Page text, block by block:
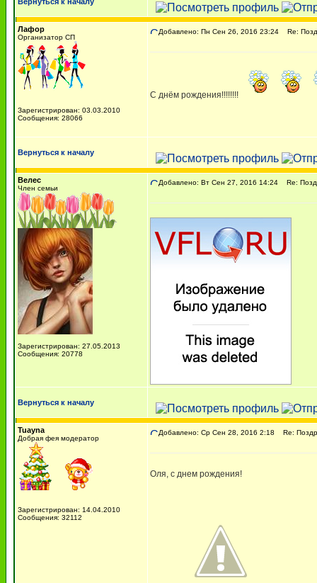
Лафор
Организатор СП
Зарегистрирован: 03.03.2010
Сообщения: 28066
Добавлено: Пн Сен 26, 2016 23:24 Re:
С днём рождения!!!!!!!!
Вернуться к началу
Велес
Член семьи
Зарегистрирован: 27.05.2013
Сообщения: 20778
Добавлено: Вт Сен 27, 2016 14:24 Re:
Вернуться к началу
Tuayna
Добрая фея модератор
Зарегистрирован: 14.04.2010
Сообщения: 32112
Добавлено: Ср Сен 28, 2016 2:18 Re:
Оля, с днем рождения!